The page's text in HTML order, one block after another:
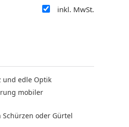
inkl. MwSt.
und edle Optik
mobiler
oder Gürtel